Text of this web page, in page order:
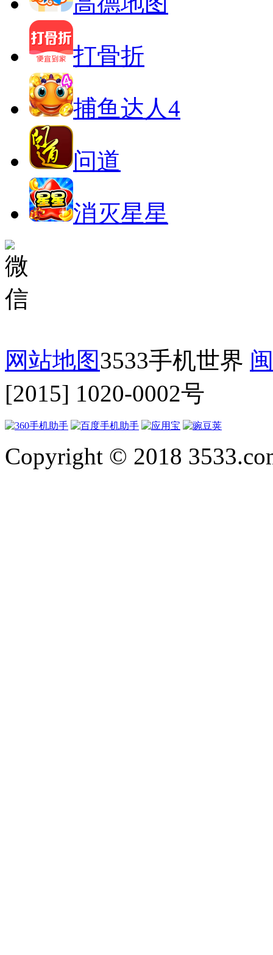
打骨折
捕鱼达人4
问道
消灭星星
网站地图3533手机世界
[2015] 1020-0002号
Copyright © 2018